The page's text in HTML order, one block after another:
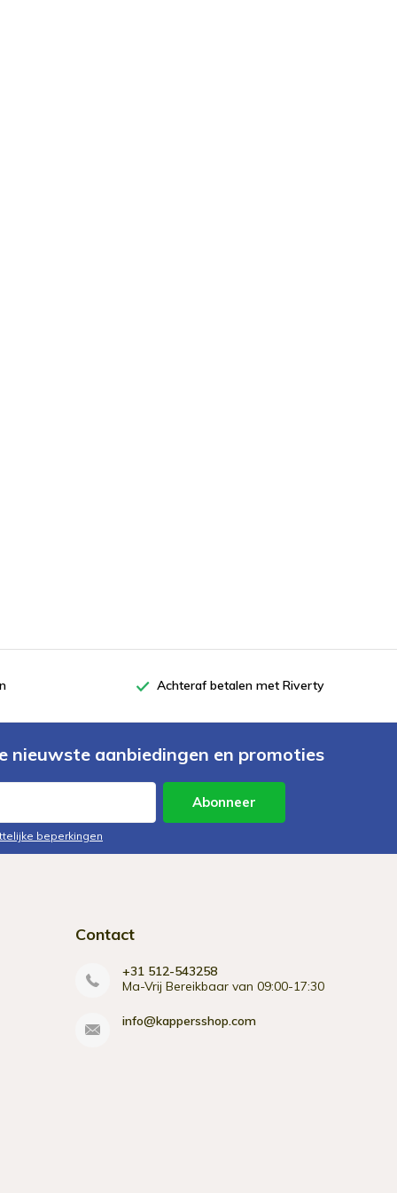
Achteraf betalen met Riverty
nieuwste aanbiedingen en promoties
Abonneer
beperkingen
Contact
+31 512-543258
Ma-Vrij Bereikbaar van 09:00-17:30
info@kappersshop.com